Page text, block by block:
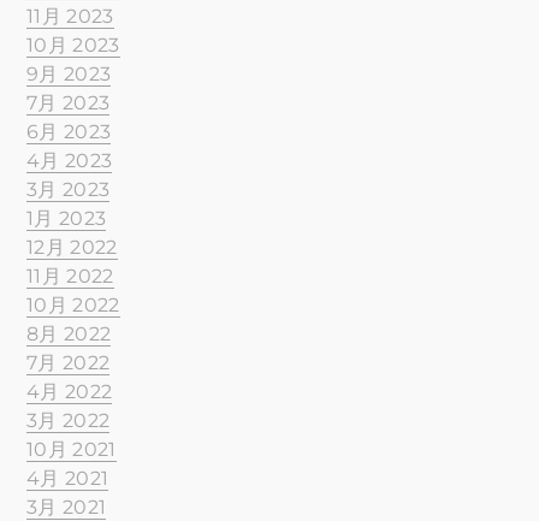
11月 2023
10月 2023
9月 2023
7月 2023
6月 2023
4月 2023
3月 2023
1月 2023
12月 2022
11月 2022
10月 2022
8月 2022
7月 2022
4月 2022
3月 2022
10月 2021
4月 2021
3月 2021